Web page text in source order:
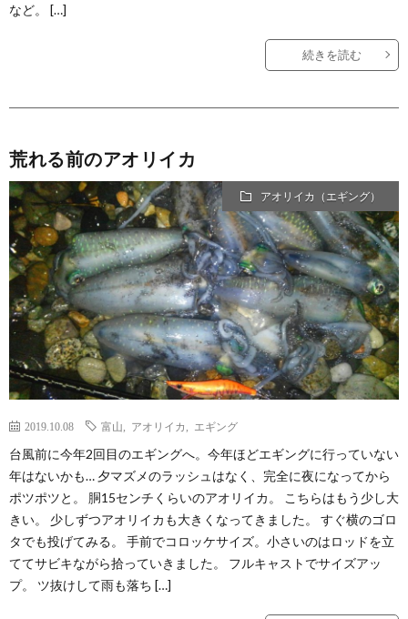
など。 […]
続きを読む
荒れる前のアオリイカ
アオリイカ（エギング）
2019.10.08 富山 アオリイカ エギング
台風前に今年2回目のエギングへ。今年ほどエギングに行っていない
年はないかも… 夕マズメのラッシュはなく、完全に夜になってから
ポツポツと。 胴15センチくらいのアオリイカ。 こちらはもう少し大
きい。 少しずつアオリイカも大きくなってきました。 すぐ横のゴロ
タでも投げてみる。 手前でコロッケサイズ。小さいのはロッドを立
ててサビキながら拾っていきました。 フルキャストでサイズアッ
プ。 ツ抜けして雨も落ち […]